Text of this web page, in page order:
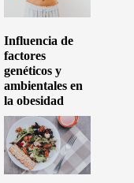
Influencia de
factores
genéticos y
ambientales en
la obesidad